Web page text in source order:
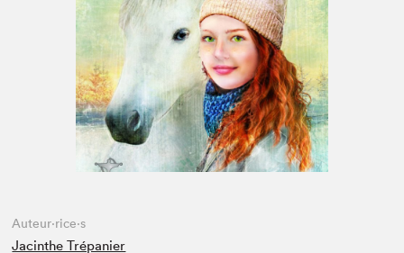
Espace enseignant·e·s
Espace pro
Auteur·rice·s
Jacinthe Trépanier